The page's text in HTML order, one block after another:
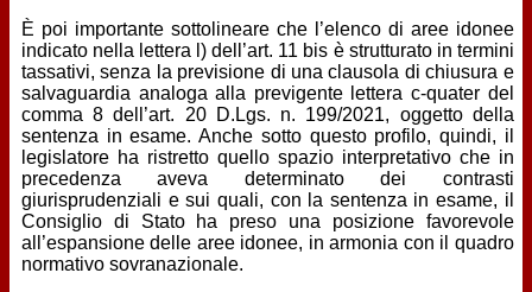
È poi importante sottolineare che l’elenco di aree idonee
indicato nella lettera l) dell’art. 11 bis è strutturato in termini
tassativi, senza la previsione di una clausola di chiusura e
salvaguardia analoga alla previgente lettera c-quater del
comma 8 dell’art. 20 D.Lgs. n. 199/2021, oggetto della
sentenza in esame. Anche sotto questo profilo, quindi, il
legislatore ha ristretto quello spazio interpretativo che in
precedenza aveva determinato dei contrasti
giurisprudenziali e sui quali, con la sentenza in esame, il
Consiglio di Stato ha preso una posizione favorevole
all’espansione delle aree idonee, in armonia con il quadro
normativo sovranazionale.